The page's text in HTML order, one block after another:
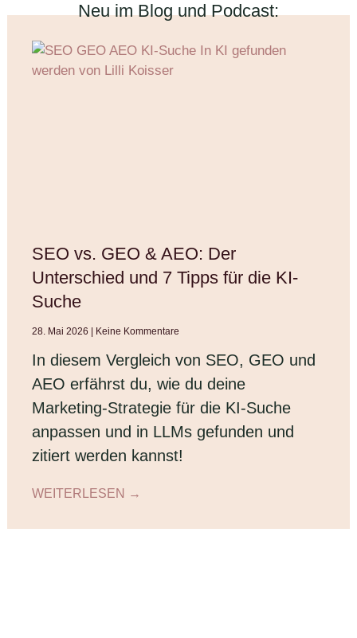
Neu im Blog und Podcast:
SEO vs. GEO & AEO: Der
Unterschied und 7 Tipps für die KI-
Suche
28. Mai 2026 Keine Kommentare
In diesem Vergleich von SEO, GEO und
AEO erfährst du, wie du deine
Marketing-Strategie für die KI-Suche
anpassen und in LLMs gefunden und
zitiert werden kannst!
WEITERLESEN →